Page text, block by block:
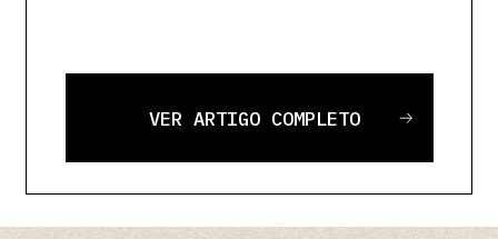
VER ARTIGO COMPLETO